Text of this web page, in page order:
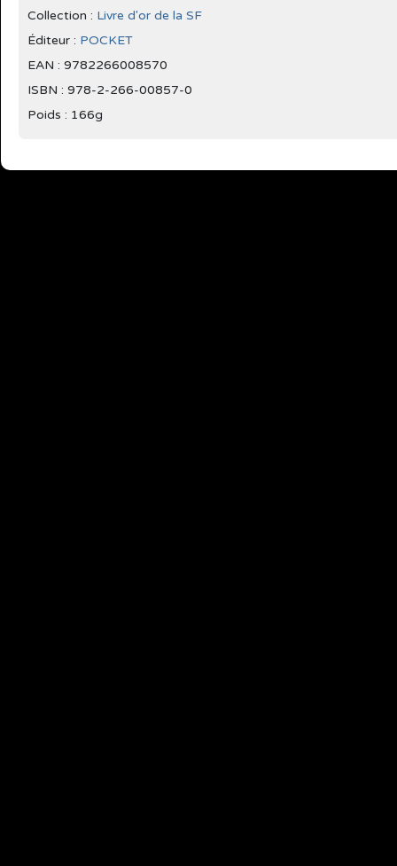
Collection : Livre d'or de la SF
Éditeur : POCKET
EAN : 9782266008570
ISBN : 978-2-266-00857-0
Poids : 166g